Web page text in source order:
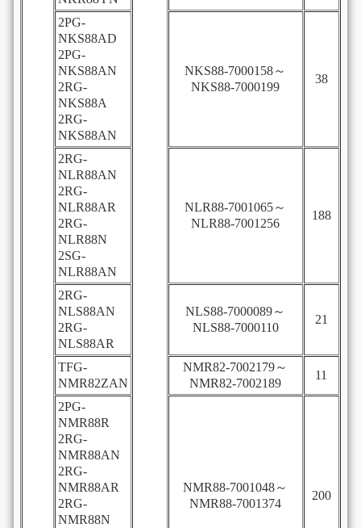
2PG-
NKS88AD
2PG-
NKS88AN
2RG-
NKS88A
2RG-
NKS88AN
NKS88-7000158～
NKS88-7000199
38
2RG-
NLR88AN
2RG-
NLR88AR
2RG-
NLR88N
2SG-
NLR88AN
NLR88-7001065～
NLR88-7001256
188
2RG-
NLS88AN
2RG-
NLS88AR
NLS88-7000089～
NLS88-7000110
21
TFG-
NMR82ZAN
NMR82-7002179～
NMR82-7002189
11
2PG-
NMR88R
2RG-
NMR88AN
2RG-
NMR88AR
2RG-
NMR88N
NMR88-7001048～
NMR88-7001374
200